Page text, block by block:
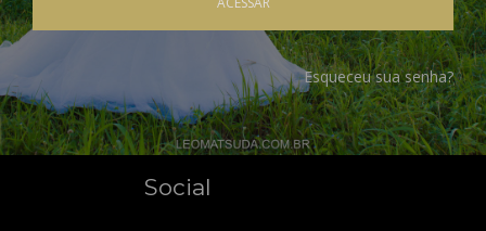
Esqueceu sua senha?
Social